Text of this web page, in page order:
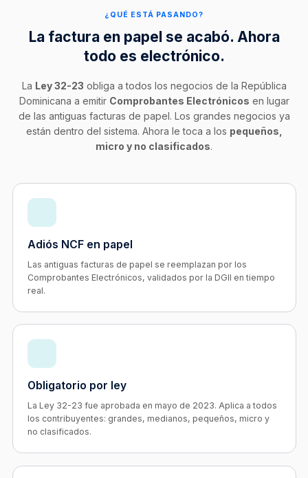
¿QUÉ ESTÁ PASANDO?
La factura en papel se acabó. Ahora
todo es electrónico.
La Ley 32-23 obliga a todos los negocios de la República
Dominicana a emitir Comprobantes Electrónicos en lugar
de las antiguas facturas de papel. Los grandes negocios ya
están dentro del sistema. Ahora le toca a los pequeños,
micro y no clasificados.
Adiós NCF en papel
Las antiguas facturas de papel se reemplazan por los
Comprobantes Electrónicos, validados por la DGII en tiempo
real.
Obligatorio por ley
La Ley 32-23 fue aprobada en mayo de 2023. Aplica a todos
los contribuyentes: grandes, medianos, pequeños, micro y
no clasificados.